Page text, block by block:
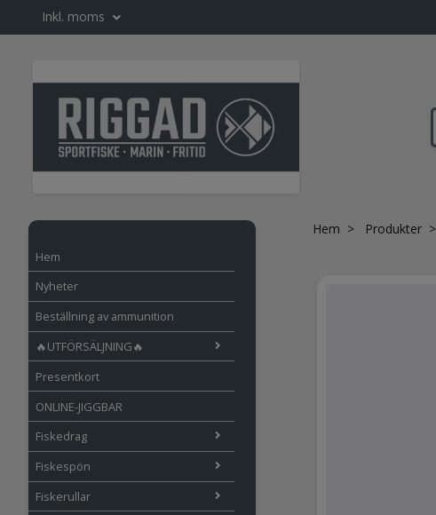
Inkl. moms
Hem
Nyheter
Beställning av ammunition
🔥UTFÖRSÄLJNING🔥
Presentkort
ONLINE-JIGGBAR
Fiskedrag
Fiskespön
Fiskerullar
Hem Produkter